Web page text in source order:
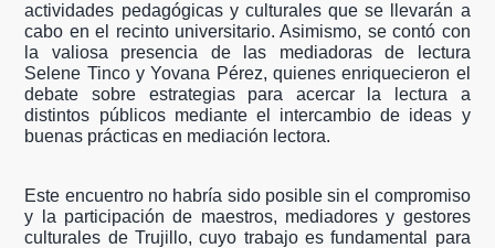
actividades pedagógicas y culturales que se llevarán a
cabo en el recinto universitario. Asimismo, se contó con
la valiosa presencia de las mediadoras de lectura
Selene Tinco y Yovana Pérez, quienes enriquecieron el
debate sobre estrategias para acercar la lectura a
distintos públicos mediante el intercambio de ideas y
buenas prácticas en mediación lectora.
Este encuentro no habría sido posible sin el compromiso
y la participación de maestros, mediadores y gestores
culturales de Trujillo, cuyo trabajo es fundamental para